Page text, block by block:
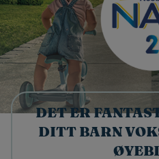
DET ER
DITT BARN